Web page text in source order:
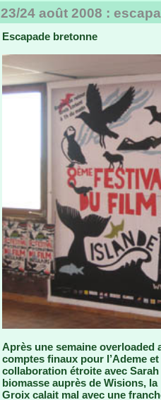
23/24 août 2008 :
Escapade bretonne
Après une semaine overloaded
comptes finaux pour l’Ademe
collaboration étroite avec
biomasse auprès de Wisions,
Groix calait mal avec une